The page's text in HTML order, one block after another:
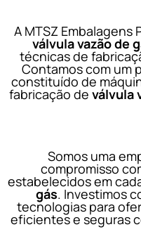
A MTSZ
válvula vazão de
técnicas de
Contamos com um
constituído de
fabricação de válvula
Somos uma
compromisso
estabelecidos em
gás. Investimos
tecnologias para
eficientes e seguras